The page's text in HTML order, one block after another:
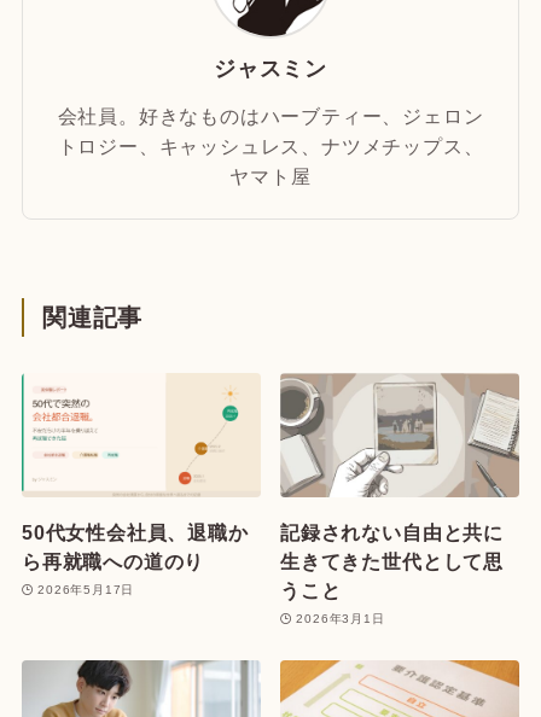
ジャスミン
会社員。好きなものはハーブティー、ジェロン
トロジー、キャッシュレス、ナツメチップス、
ヤマト屋
関連記事
50代女性会社員、退職か
ら再就職への道のり
2026年5月17日
記録されない自由と共に
生きてきた世代として思
うこと
2026年3月1日